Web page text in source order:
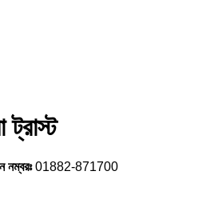
ট্রাস্ট
নম্বরঃ01882-871700